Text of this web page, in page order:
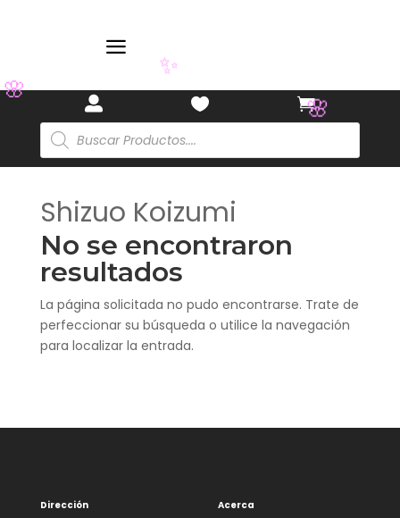
a
 

Búsqueda
de
productos
Shizuo Koizumi
No se encontraron
resultados
La página solicitada no pudo encontrarse. Trate de
perfeccionar su búsqueda o utilice la navegación
para localizar la entrada.
Dirección
Acerca
🌸
✨
🌸